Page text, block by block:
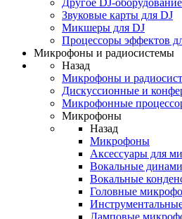
Другое DJ-
Звуковые карты для DJ
Микшеры для DJ
Процессоры эффектов
Микрофоны и радиосистемы
Назад
Микрофоны и
Дискуссионные и
Микрофонные
Микрофоны
Назад
Микрофоны
Аксессуары для
Вокальные
Вокальные
Головные
Ламповые